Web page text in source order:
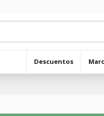
Descuentos